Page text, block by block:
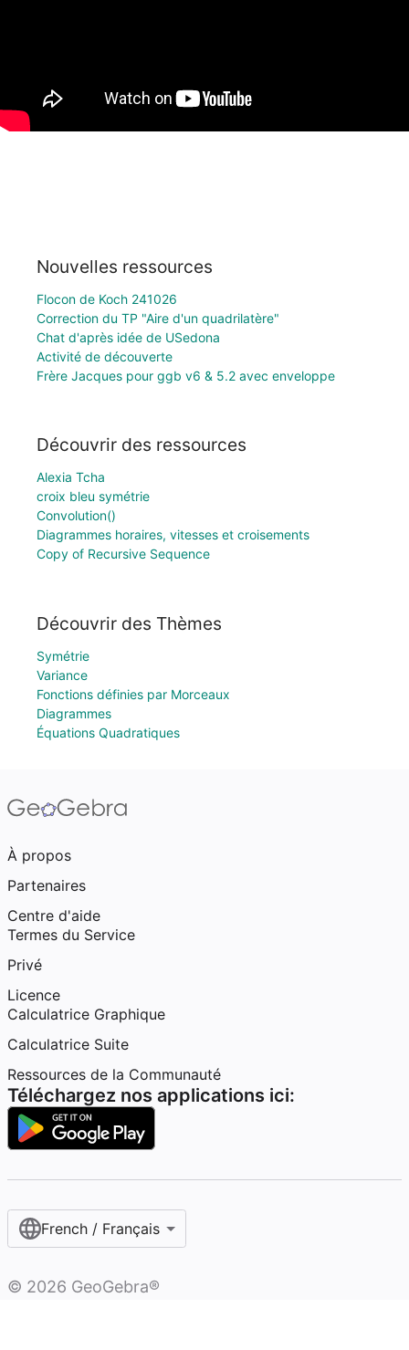
Nouvelles ressources
Flocon de Koch 241026
Correction du TP "Aire d'un quadrilatère"
Chat d'après idée de USedona
Activité de découverte
Frère Jacques pour ggb v6 & 5.2 avec enveloppe
Découvrir des ressources
Alexia Tcha
croix bleu symétrie
Convolution()
Diagrammes horaires, vitesses et croisements
Copy of Recursive Sequence
Découvrir des Thèmes
Symétrie
Variance
Fonctions définies par Morceaux
Diagrammes
Équations Quadratiques
À propos
Partenaires
Centre d'aide
Termes du Service
Privé
Licence
Calculatrice Graphique
Calculatrice Suite
Ressources de la Communauté
Téléchargez nos applications ici:
French / Français‎
© 2026 GeoGebra®